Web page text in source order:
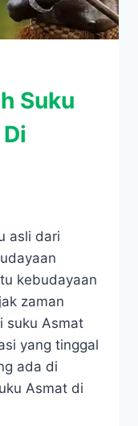
Suku
asli dari
kebudayaan
zaman
suku Asmat
yang tinggal
ada di
Asmat di